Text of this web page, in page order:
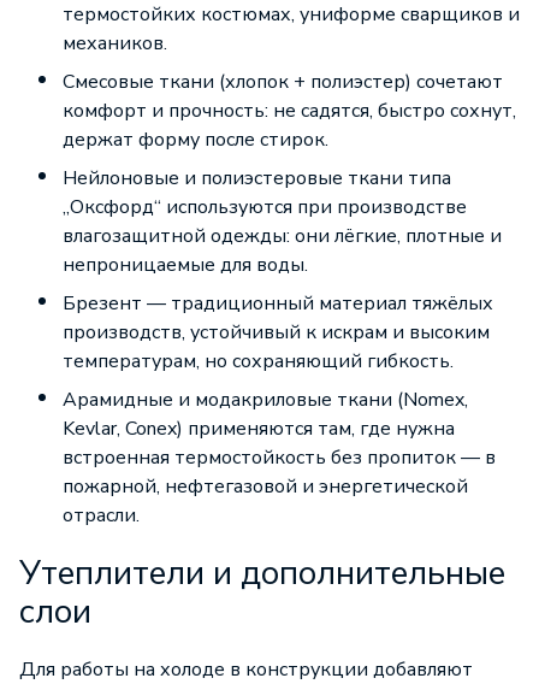
термостойких костюмах, униформе сварщиков и
механиков.
Смесовые ткани (хлопок + полиэстер) сочетают
комфорт и прочность: не садятся, быстро сохнут,
держат форму после стирок.
Нейлоновые и полиэстеровые ткани типа
„Оксфорд“ используются при производстве
влагозащитной одежды: они лёгкие, плотные и
непроницаемые для воды.
Брезент — традиционный материал тяжёлых
производств, устойчивый к искрам и высоким
температурам, но сохраняющий гибкость.
Арамидные и модакриловые ткани (Nomex,
Kevlar, Conex) применяются там, где нужна
встроенная термостойкость без пропиток — в
пожарной, нефтегазовой и энергетической
отрасли.
Утеплители и дополнительные
слои
Для работы на холоде в конструкции добавляют